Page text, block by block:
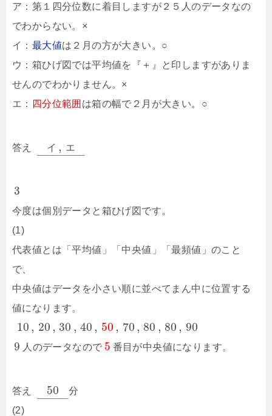
ア：第１四分位数に着目しますが２５人のデータなの
でわからない。×
イ： 最大値は２月の方が大きい。○
ウ：箱ひげ図では平均値を『＋』と印しますがありま
せんのでわかりません。×
エ：
四分位範囲 は箱の幅で２月が大きい。○
答え イ , エ
– –
–––––––
3
今度は個別データと箱ひげ図です。
(1)
代表値とは「平均値」「中央値」「最頻値」のこと
で、
中央値はデータを小さい順に並べてまん中に位置する
値になります。
10 , 20 , 30 , 40 , 50 , 70 , 80 , 80 , 90
9 人のデータなので 5 番目が中央値になります。
答え 50
– –
––––
分
(2)